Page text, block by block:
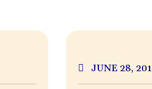
JUNE 28,